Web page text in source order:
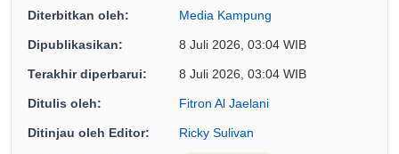
Diterbitkan oleh: Media Kampung
Dipublikasikan: 8 Juli 2026, 03:04 WIB
Terakhir diperbarui: 8 Juli 2026, 03:04 WIB
Ditulis oleh: Fitron Al Jaelani
Ditinjau oleh Editor: Ricky Sulivan